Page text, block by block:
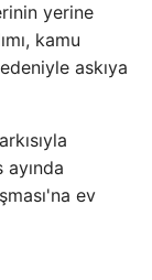
yerine
kamu
askıya
ayında
ev